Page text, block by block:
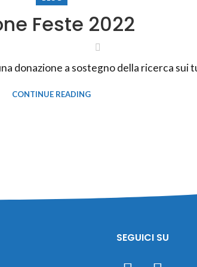
Feste 2022
donazione a sostegno della ricerca sui
CONTINUE READING
SEGUICI SU